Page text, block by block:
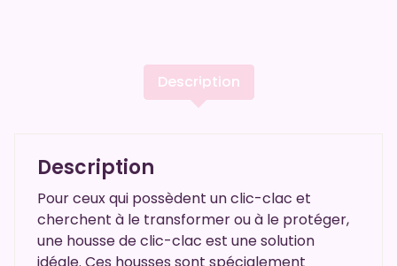
Description
Description
Pour ceux qui possèdent un clic-clac et
cherchent à le transformer ou à le protéger,
une housse de clic-clac est une solution
idéale. Ces housses sont spécialement